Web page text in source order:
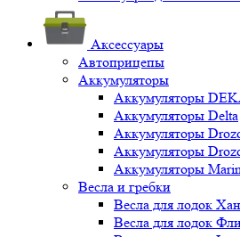
Аксессуары
Автоприцепы
Аккумуляторы
Аккумуляторы
Аккумуляторы Delta
Аккумуляторы
Аккумуляторы
Аккумуляторы
Весла и гребки
Весла для лодок
Весла для лодок